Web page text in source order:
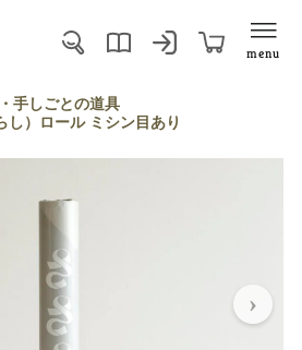
menu
手しごとの道具
し）ロール ミシン目あり